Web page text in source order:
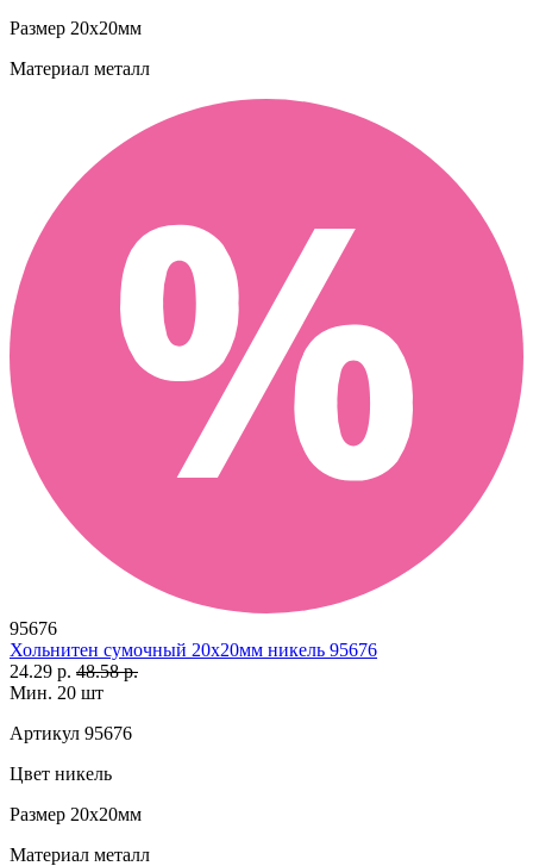
Размер 20х20мм
Материал металл
95676
Хольнитен сумочный 20х20мм никель 95676
24.29 р. 48.58 р.
Мин. 20 шт
Артикул 95676
Цвет никель
Размер 20х20мм
Материал металл